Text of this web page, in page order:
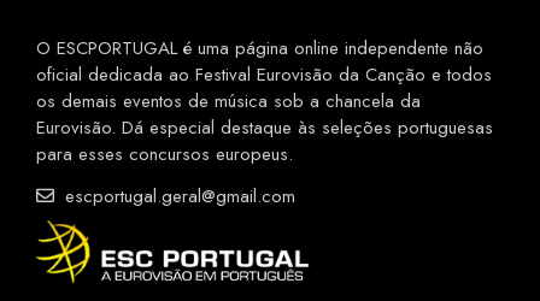
O ESCPORTUGAL é uma página online independente não
oficial dedicada ao Festival Eurovisão da Canção e todos
os demais eventos de música sob a chancela da
Eurovisão. Dá especial destaque às seleções portuguesas
para esses concursos europeus.
escportugal.geral@gmail.com